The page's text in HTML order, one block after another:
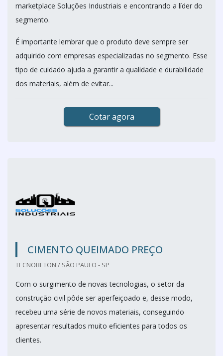
marketplace Soluções Industriais e encontrando a líder do
segmento.
É importante lembrar que o produto deve sempre ser
adquirido com empresas especializadas no segmento. Esse
tipo de cuidado ajuda a garantir a qualidade e durabilidade
dos materiais, além de evitar...
Cotar agora
CIMENTO QUEIMADO PREÇO
TECNOBETON / SÃO PAULO - SP
Com o surgimento de novas tecnologias, o setor da
construção civil pôde ser aperfeiçoado e, desse modo,
recebeu uma série de novos materiais, conseguindo
apresentar resultados muito eficientes para todos os
clientes.